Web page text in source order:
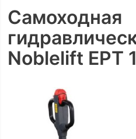
Самоходная
Noblelift EPT